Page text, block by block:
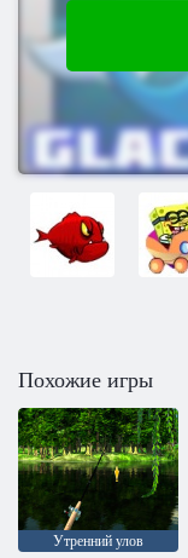
Похожие игры
Утренний улов